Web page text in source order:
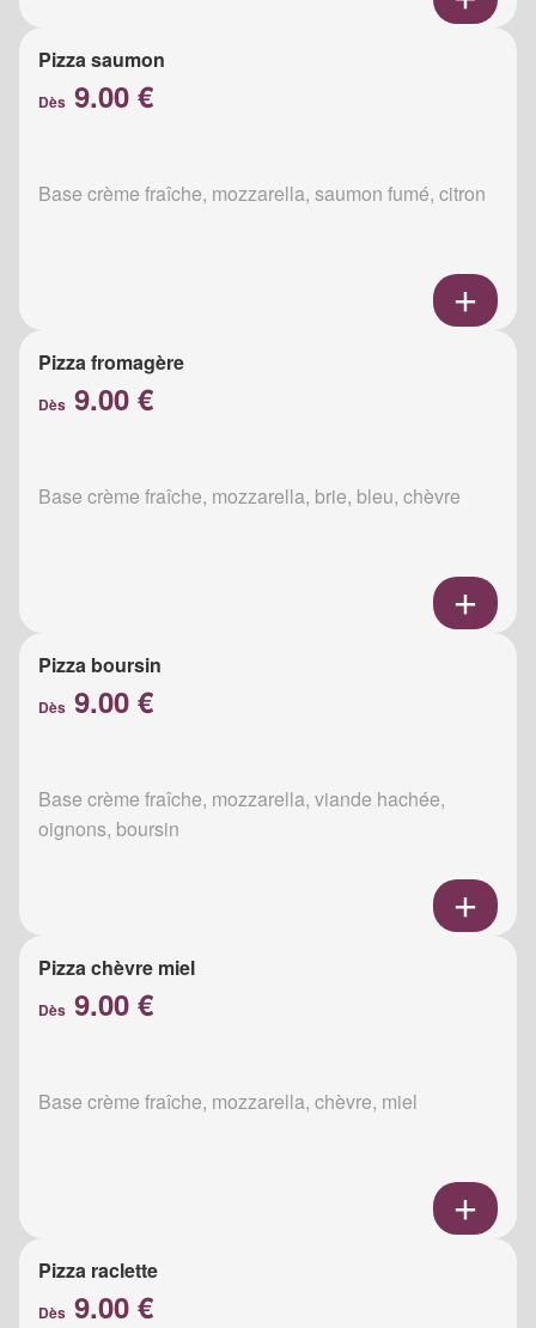
Pizza saumon
Dès 9.00 €
Base crème fraîche, mozzarella, saumon fumé, citron
Pizza fromagère
Dès 9.00 €
Base crème fraîche, mozzarella, brie, bleu, chèvre
Pizza boursin
Dès 9.00 €
Base crème fraîche, mozzarella, viande hachée,
oignons, boursin
Pizza chèvre miel
Dès 9.00 €
Base crème fraîche, mozzarella, chèvre, miel
Pizza raclette
Dès 9.00 €